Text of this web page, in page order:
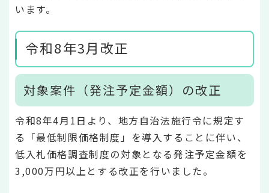
います。
令和8年3月改正
対象案件（発注予定金額）の改正
令和8年4月1日より、地方自治法施行令に規定す
る「最低制限価格制度」を導入することに伴い、
低入札価格調査制度の対象となる発注予定金額を
3,000万円以上とする改正を行いました。